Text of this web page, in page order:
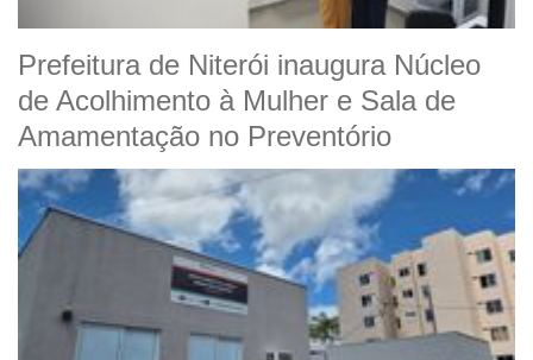
Prefeitura de Niterói inaugura Núcleo
de Acolhimento à Mulher e Sala de
Amamentação no Preventório